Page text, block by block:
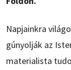
Napjainkra
gúnyolják az
materialista